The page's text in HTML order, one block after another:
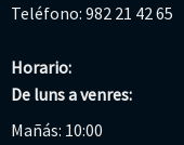
Teléfono: 982 21 42 65
Horario:
De luns a venres:
Mañás: 10:00